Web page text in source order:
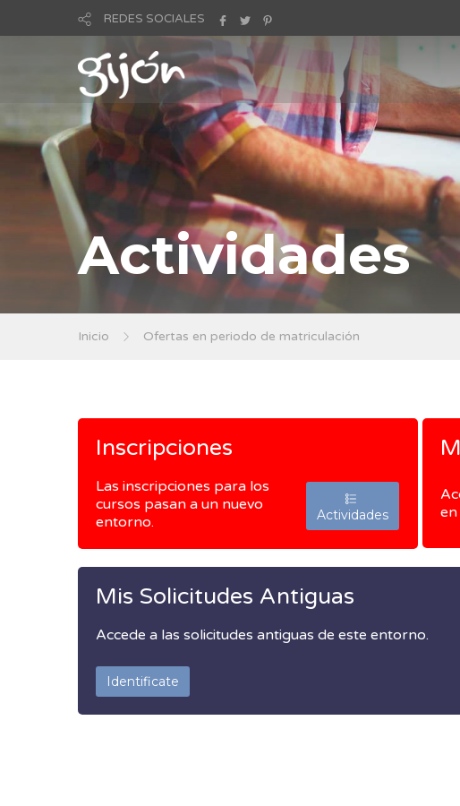
REDES SOCIALES
Actividades
Inicio Ofertas en periodo de matriculación
Inscripciones
Las inscripciones para los
cursos pasan a un nuevo
entorno.
Actividades
Mis Solicitudes Antiguas
Accede a las solicitudes antiguas de este entorno.
Identificate